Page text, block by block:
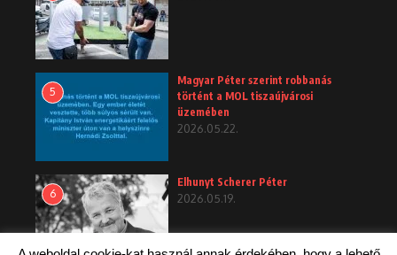
5
Magyar Péter szerint robbanás
történt a MOL tiszaújvárosi
üzemében
2026.05.22.
6
Elhunyt Scherer Péter
2026.05.19.